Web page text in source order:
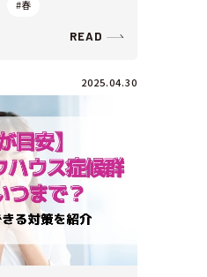
#春
READ
2025.04.30